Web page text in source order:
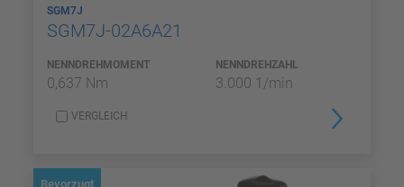
SGM7J
SGM7J-02A6A21
NENNDREHMOMENT
0,637 Nm
NENNDREHZAHL
3.000 1/min
VERGLEICH
Bevorzugt